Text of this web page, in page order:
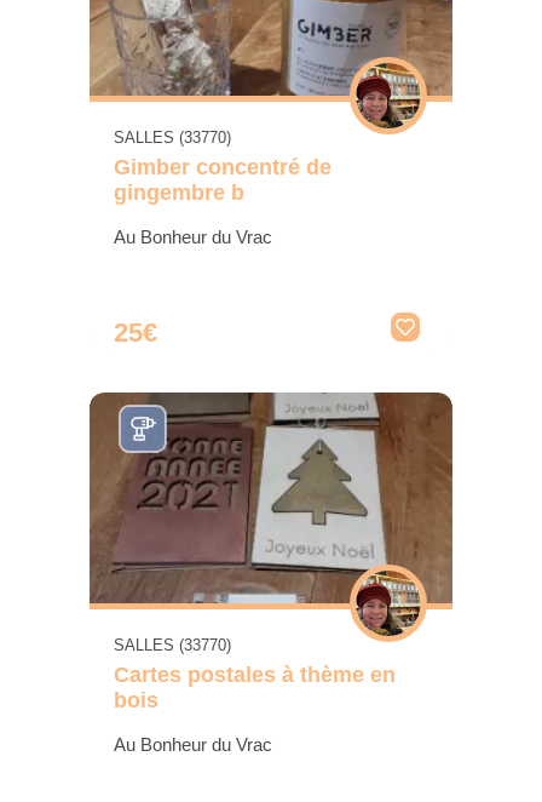
SALLES (33770)
Gimber concentré de
gingembre b
Au Bonheur du Vrac
25€
SALLES (33770)
Cartes postales à thème en
bois
Au Bonheur du Vrac